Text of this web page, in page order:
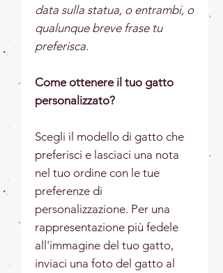
data sulla statua, o entrambi, o
qualunque breve frase tu
preferisca.
Come ottenere il tuo gatto
personalizzato?
Scegli il modello di gatto che
preferisci e lasciaci una nota
nel tuo ordine con le tue
preferenze di
personalizzazione. Per una
rappresentazione più fedele
all'immagine del tuo gatto,
inviaci una foto del gatto al